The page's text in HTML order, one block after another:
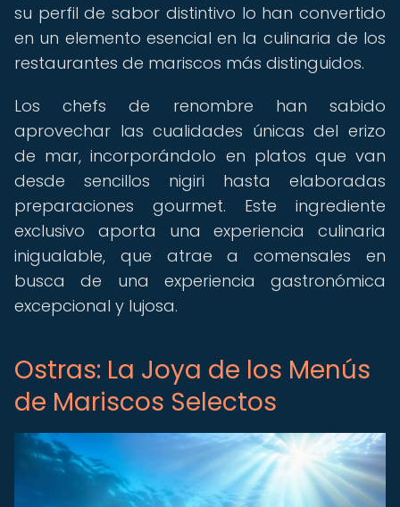
su perfil de sabor distintivo lo han convertido
en un elemento esencial en la culinaria de los
restaurantes de mariscos más distinguidos.
Los chefs de renombre han sabido
aprovechar las cualidades únicas del erizo
de mar, incorporándolo en platos que van
desde sencillos nigiri hasta elaboradas
preparaciones gourmet. Este ingrediente
exclusivo aporta una experiencia culinaria
inigualable, que atrae a comensales en
busca de una experiencia gastronómica
excepcional y lujosa.
Ostras: La Joya de los Menús
de Mariscos Selectos